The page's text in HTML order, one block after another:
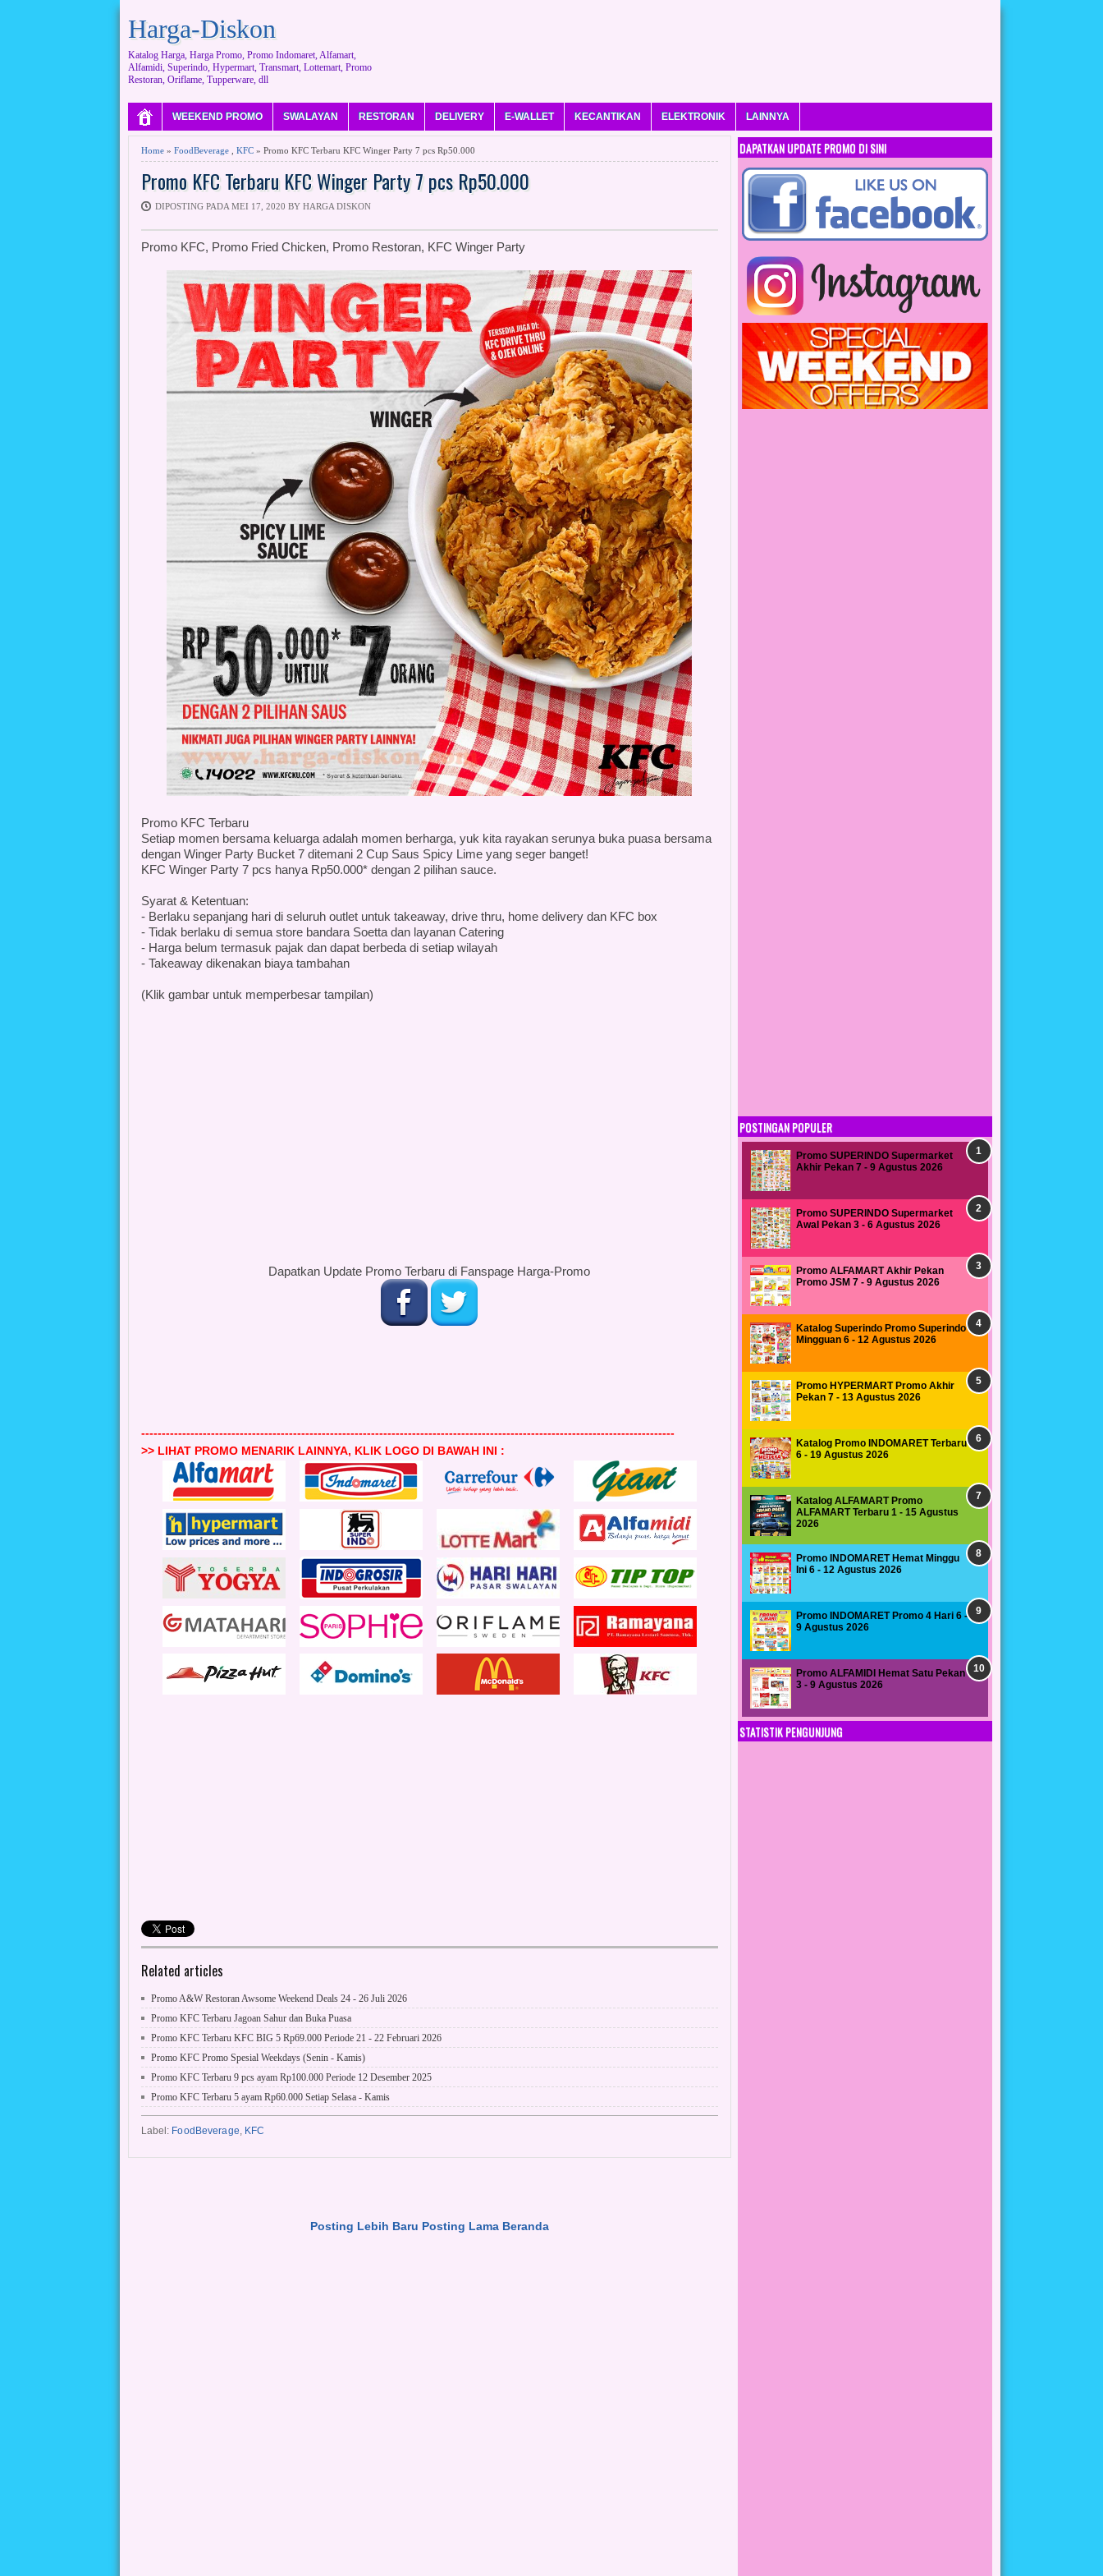
Harga-Diskon
Katalog Harga, Harga Promo, Promo Indomaret, Alfamart,
Alfamidi, Superindo, Hypermart, Transmart, Lottemart, Promo
Restoran, Oriflame, Tupperware, dll
WEEKEND PROMO SWALAYAN RESTORAN DELIVERY E-WALLET KECANTIKAN ELEKTRONIK LAINNYA
Home» FoodBeverage, KFC» Promo KFC Terbaru KFC Winger Party 7 pcs Rp50.000
Promo KFC Terbaru KFC Winger Party 7 pcs Rp50.000
DIPOSTING PADA MEI 17, 2020 BY HARGA DISKON
Promo KFC, Promo Fried Chicken, Promo Restoran, KFC Winger Party
Promo KFC Terbaru
Setiap momen bersama keluarga adalah momen berharga, yuk kita rayakan serunya buka puasa bersama
dengan Winger Party Bucket 7 ditemani 2 Cup Saus Spicy Lime yang seger banget!
KFC Winger Party 7 pcs hanya Rp50.000* dengan 2 pilihan sauce.
Syarat & Ketentuan:
- Berlaku sepanjang hari di seluruh outlet untuk takeaway, drive thru, home delivery dan KFC box
- Tidak berlaku di semua store bandara Soetta dan layanan Catering
- Harga belum termasuk pajak dan dapat berbeda di setiap wilayah
- Takeaway dikenakan biaya tambahan
(Klik gambar untuk memperbesar tampilan)
Dapatkan Update Promo Terbaru di Fanspage Harga-Promo
----------------------------------------------------------------------------------------------------------------------------------
>> LIHAT PROMO MENARIK LAINNYA, KLIK LOGO DI BAWAH INI :
Related articles
Promo A&W Restoran Awsome Weekend Deals 24 - 26 Juli 2026
Promo KFC Terbaru Jagoan Sahur dan Buka Puasa
Promo KFC Terbaru KFC BIG 5 Rp69.000 Periode 21 - 22 Februari 2026
Promo KFC Promo Spesial Weekdays (Senin - Kamis)
Promo KFC Terbaru 9 pcs ayam Rp100.000 Periode 12 Desember 2025
Promo KFC Terbaru 5 ayam Rp60.000 Setiap Selasa - Kamis
Label: FoodBeverage, KFC
Posting Lebih Baru Posting Lama Beranda
DAPATKAN UPDATE PROMO DI SINI
POSTINGAN POPULER
Promo SUPERINDO Supermarket
Akhir Pekan 7 - 9 Agustus 2026
Promo SUPERINDO Supermarket
Awal Pekan 3 - 6 Agustus 2026
Promo ALFAMART Akhir Pekan
Promo JSM 7 - 9 Agustus 2026
Katalog Superindo Promo Superindo
Mingguan 6 - 12 Agustus 2026
Promo HYPERMART Promo Akhir
Pekan 7 - 13 Agustus 2026
Katalog Promo INDOMARET Terbaru
6 - 19 Agustus 2026
Katalog ALFAMART Promo
ALFAMART Terbaru 1 - 15 Agustus
2026
Promo INDOMARET Hemat Minggu
Ini 6 - 12 Agustus 2026
Promo INDOMARET Promo 4 Hari 6 -
9 Agustus 2026
Promo ALFAMIDI Hemat Satu Pekan
3 - 9 Agustus 2026
STATISTIK PENGUNJUNG